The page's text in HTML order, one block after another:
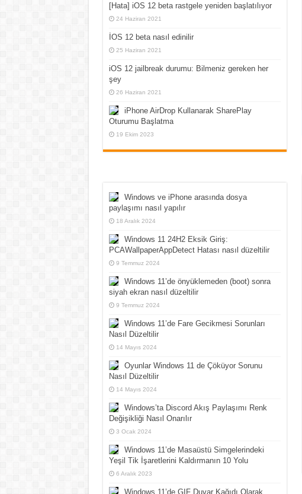
[Hata] iOS 12 beta rastgele yeniden başlatılıyor
24 Haziran 2021
İOS 12 beta nasıl edinilir
25 Haziran 2021
iOS 12 jailbreak durumu: Bilmeniz gereken her
şey
26 Haziran 2021
iPhone AirDrop Kullanarak SharePlay
Oturumu Başlatma
19 Ekim 2023
Windows ve iPhone arasında dosya
paylaşımı nasıl yapılır
18 Aralık 2024
Windows 11 24H2 Eksik Giriş:
PCAWallpaperAppDetect Hatası nasıl düzeltilir
9 Temmuz 2024
Windows 11’de önyüklemeden (boot) sonra
siyah ekran nasıl düzeltilir
9 Temmuz 2024
Windows 11’de Fare Gecikmesi Sorunları
Nasıl Düzeltilir
14 Mayıs 2024
Oyunlar Windows 11 de Çöküyor Sorunu
Nasıl Düzeltilir
14 Mayıs 2024
Windows’ta Discord Akış Paylaşımı Renk
Değişikliği Nasıl Onarılır
3 Ocak 2024
Windows 11’de Masaüstü Simgelerindeki
Yeşil Tik İşaretlerini Kaldırmanın 10 Yolu
6 Aralık 2023
Windows 11’de GIF Duvar Kağıdı Olarak